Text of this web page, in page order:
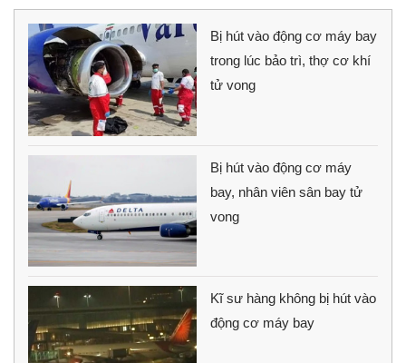
Bị hút vào động cơ máy bay
trong lúc bảo trì, thợ cơ khí
tử vong
Bị hút vào động cơ máy
bay, nhân viên sân bay tử
vong
Kĩ sư hàng không bị hút vào
động cơ máy bay